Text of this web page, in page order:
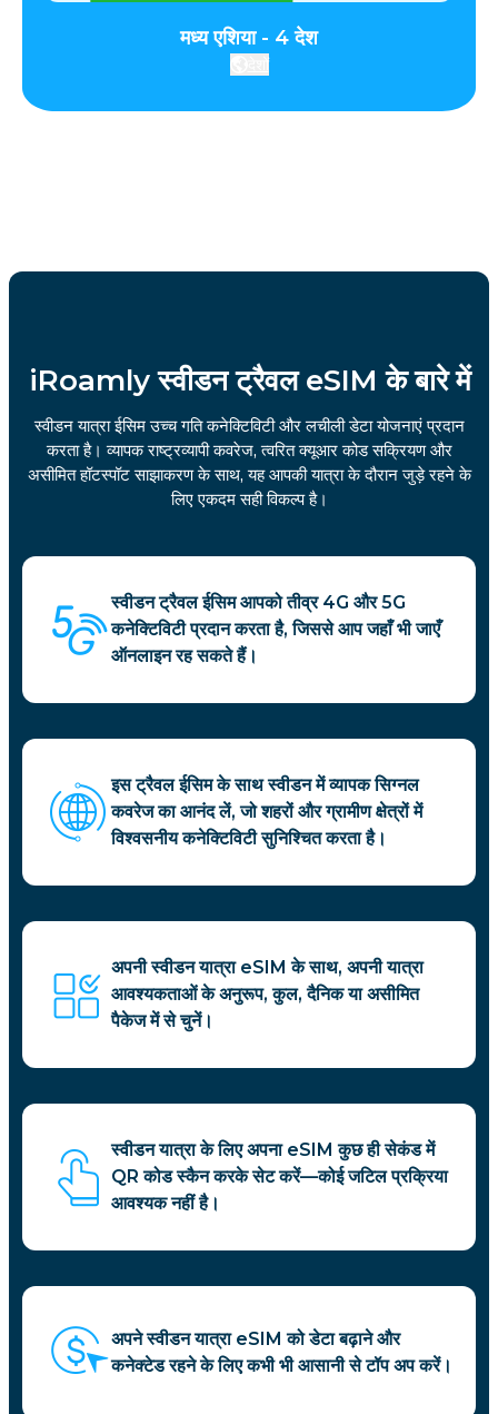
मध्य एशिया - 4 देश
iRoamly स्वीडन ट्रैवल eSIM के बारे में
स्वीडन यात्रा ईसिम उच्च गति कनेक्टिविटी और लचीली डेटा योजनाएं प्रदान
करता है। व्यापक राष्ट्रव्यापी कवरेज, त्वरित क्यूआर कोड सक्रियण और
असीमित हॉटस्पॉट साझाकरण के साथ, यह आपकी यात्रा के दौरान जुड़े रहने के
लिए एकदम सही विकल्प है।
स्वीडन ट्रैवल ईसिम आपको तीव्र 4G और 5G
कनेक्टिविटी प्रदान करता है, जिससे आप जहाँ भी जाएँ
ऑनलाइन रह सकते हैं।
इस ट्रैवल ईसिम के साथ स्वीडन में व्यापक सिग्नल
कवरेज का आनंद लें, जो शहरों और ग्रामीण क्षेत्रों में
विश्वसनीय कनेक्टिविटी सुनिश्चित करता है।
अपनी स्वीडन यात्रा eSIM के साथ, अपनी यात्रा
आवश्यकताओं के अनुरूप, कुल, दैनिक या असीमित
पैकेज में से चुनें।
स्वीडन यात्रा के लिए अपना eSIM कुछ ही सेकंड में
QR कोड स्कैन करके सेट करें—कोई जटिल प्रक्रिया
आवश्यक नहीं है।
अपने स्वीडन यात्रा eSIM को डेटा बढ़ाने और
कनेक्टेड रहने के लिए कभी भी आसानी से टॉप अप करें।